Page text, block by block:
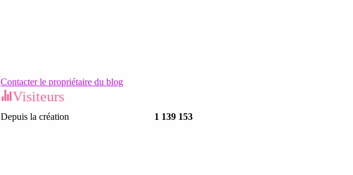
Contacter le propriétaire du blog
Visiteurs
Depuis la création 1 139 153